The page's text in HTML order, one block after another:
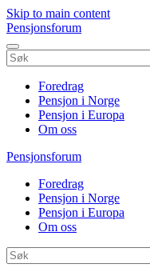
Skip to main content
Pensjonsforum
Foredrag
Pensjon i Norge
Pensjon i Europa
Om oss
Pensjonsforum
Foredrag
Pensjon i Norge
Pensjon i Europa
Om oss